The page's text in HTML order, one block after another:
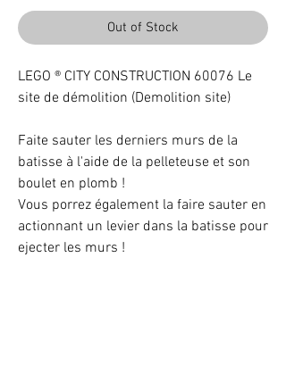
Out of Stock
LEGO ® CITY CONSTRUCTION 60076 Le
site de démolition (Demolition site)
Faite sauter les derniers murs de la
batisse à l'aide de la pelleteuse et son
boulet en plomb !
Vous porrez également la faire sauter en
actionnant un levier dans la batisse pour
ejecter les murs !